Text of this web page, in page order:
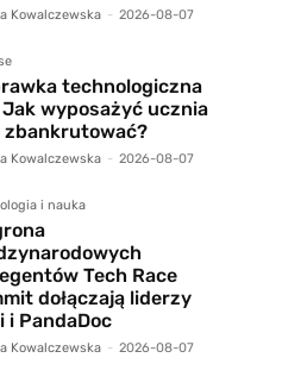
Kowalczewska - 2026-08-07
technologiczna
wyposażyć ucznia
zbankrutować?
Kowalczewska - 2026-08-07
i nauka
Tech Race
dołączają liderzy
i PandaDoc
Kowalczewska - 2026-08-07